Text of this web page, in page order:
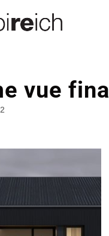
vue final